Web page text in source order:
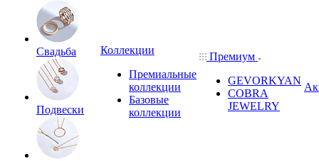
Свадьба
Подвески
Коллекции
Премиальные
коллекции
Базовые
коллекции
Премиум
GEVORKYAN
COBRA
JEWELRY